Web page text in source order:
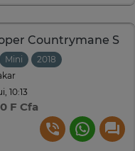
Countrymane S
Mini 2018
10:13
F Cfa